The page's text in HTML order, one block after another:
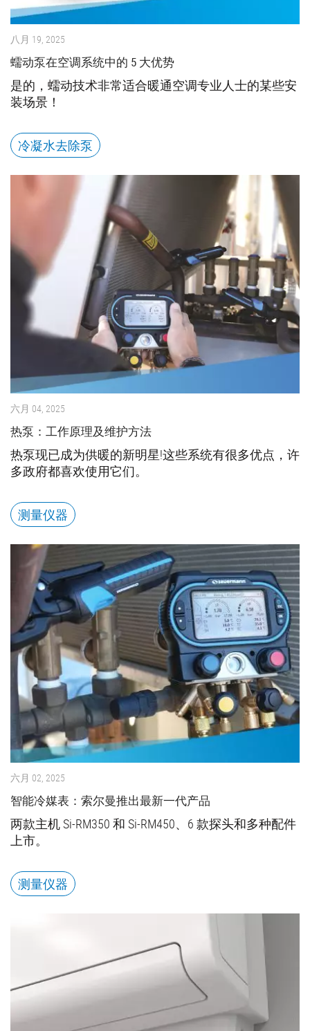
八月 19, 2025
蠕动泵在空调系统中的 5 大优势
是的，蠕动技术非常适合暖通空调专业人士的某些安
装场景！
冷凝水去除泵
六月 04, 2025
热泵：工作原理及维护方法
热泵现已成为供暖的新明星!这些系统有很多优点，许
多政府都喜欢使用它们。
测量仪器
六月 02, 2025
智能冷媒表：索尔曼推出最新一代产品
两款主机 Si-RM350 和 Si-RM450、6 款探头和多种配件
上市。
测量仪器